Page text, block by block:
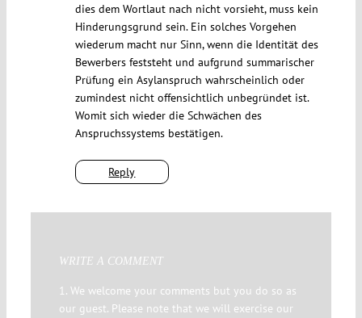
Reply
dies dem Wortlaut nach nicht vorsieht, muss kein
Hinderungsgrund sein. Ein solches Vorgehen
wiederum macht nur Sinn, wenn die Identität des
Bewerbers feststeht und aufgrund summarischer
Prüfung ein Asylanspruch wahrscheinlich oder
zumindest nicht offensichtlich unbegründet ist.
Womit sich wieder die Schwächen des
Anspruchssystems bestätigen.
WRITE A COMMENT
1. We welcome your comments but you do so as
our guest. Please note that we will exercise our